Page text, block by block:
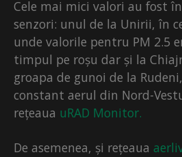
Cele mai mici valori au fost
senzori: unul de la Unirii, în
unde valorile pentru PM 2.5
timpul pe roșu dar și la
groapa de gunoi de la
constant aerul din Nord-
rețeaua uRAD Monitor.
De asemenea, și rețeaua